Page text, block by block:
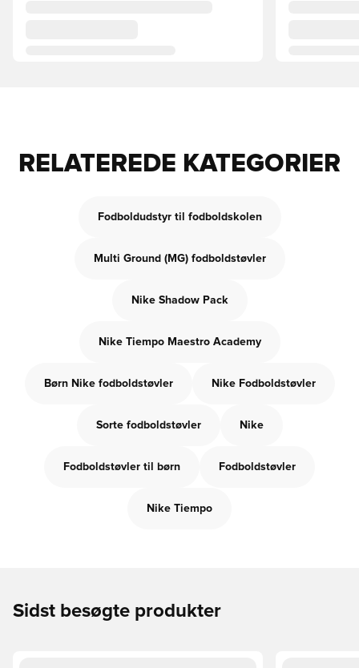
RELATEREDE KATEGORIER
Fodboldudstyr til fodboldskolen
Multi Ground (MG) fodboldstøvler
Nike Shadow Pack
Nike Tiempo Maestro Academy
Børn Nike fodboldstøvler Nike Fodboldstøvler
Sorte fodboldstøvler Nike
Fodboldstøvler til børn Fodboldstøvler
Nike Tiempo
Sidst besøgte produkter